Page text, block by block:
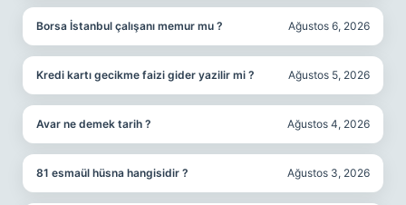
Borsa İstanbul çalışanı memur mu ? Ağustos 6, 2026
Kredi kartı gecikme faizi gider yazilir mi ? Ağustos 5, 2026
Avar ne demek tarih ? Ağustos 4, 2026
81 esmaül hüsna hangisidir ? Ağustos 3, 2026